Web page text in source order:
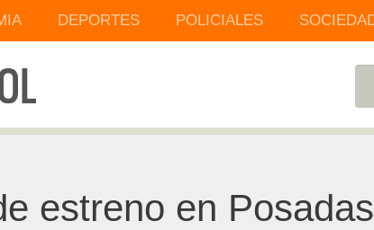
DEPORTES POLICIALES
estreno en